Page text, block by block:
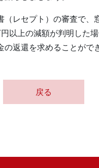
（レセプト）の審査で、
以上の減額が判明した
返還を求めることがで
戻る